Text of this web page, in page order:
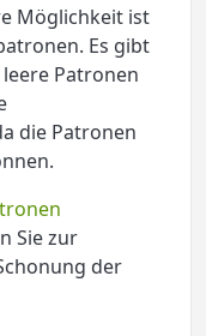
Möglichkeit ist
Es gibt
Patronen
die Patronen
Sie zur
der